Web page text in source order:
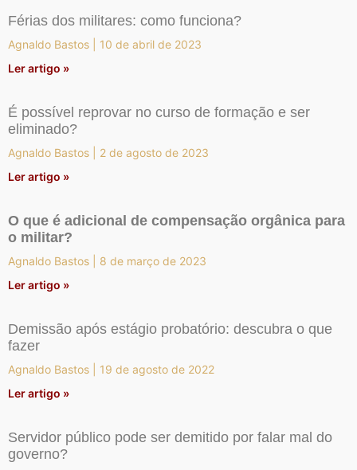
Férias dos militares: como funciona?
Agnaldo Bastos
10 de abril de 2023
Ler artigo »
É possível reprovar no curso de formação e ser
eliminado?
Agnaldo Bastos
2 de agosto de 2023
Ler artigo »
O que é adicional de compensação orgânica para
o militar?
Agnaldo Bastos
8 de março de 2023
Ler artigo »
Demissão após estágio probatório: descubra o que
fazer
Agnaldo Bastos
19 de agosto de 2022
Ler artigo »
Servidor público pode ser demitido por falar mal do
governo?